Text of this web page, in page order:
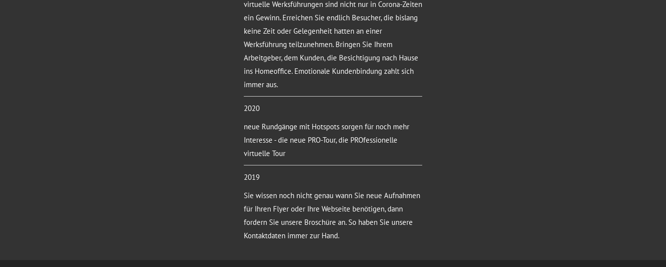
virtuelle Werksführungen sind nicht nur in Corona-Zeiten
ein Gewinn. Erreichen Sie endlich Besucher, die bislang
keine Zeit oder Gelegenheit hatten an einer
Werksführung teilzunehmen. Bringen Sie Ihrem
Arbeitgeber, dem Kunden, die Besichtigung nach Hause
ins Homeoffice. Emotionale Kundenbindung zahlt sich
immer aus.
2020
neue Rundgänge mit Hotspots sorgen für noch mehr
Interesse - die neue PRO-Tour, die PROfessionelle
virtuelle Tour
2019
Sie wissen noch nicht genau wann Sie neue Aufnahmen
für Ihren Flyer oder Ihre Webseite benötigen, dann
fordern Sie unsere Broschüre an. So haben Sie unsere
Kontaktdaten immer zur Hand.